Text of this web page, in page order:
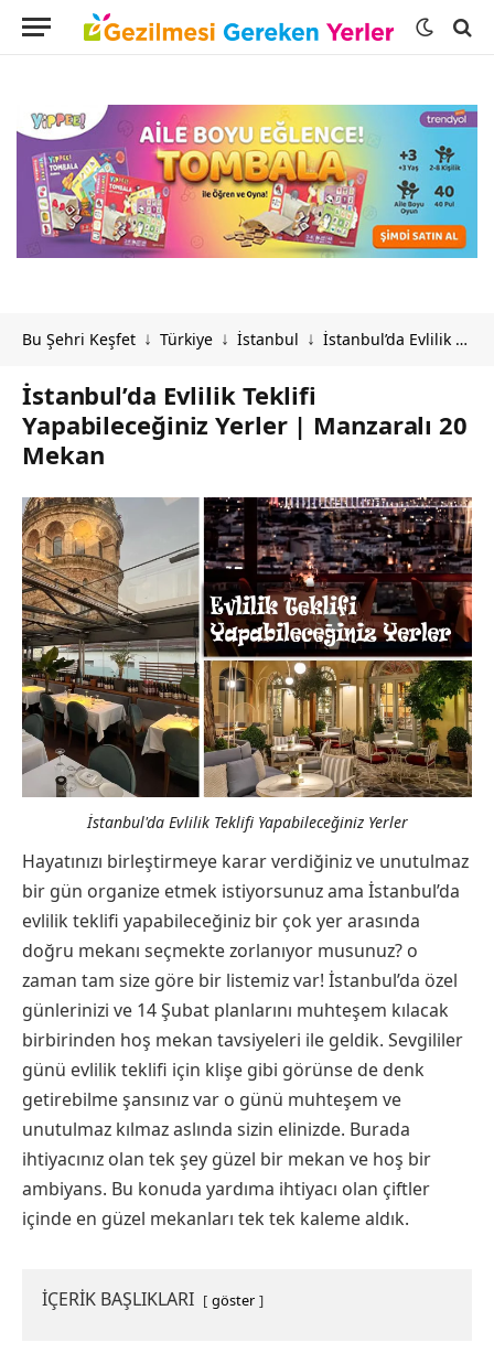
Bu Şehri Keşfet ↓ Türkiye ↓ İstanbul ↓ İstanbul’da Evlilik Teklifi Yapabileceğiniz Yerler | Manzaralı 20 Mekan
İstanbul’da Evlilik Teklifi
Yapabileceğiniz Yerler | Manzaralı 20
Mekan
İstanbul'da Evlilik Teklifi Yapabileceğiniz Yerler
Hayatınızı birleştirmeye karar verdiğiniz ve unutulmaz
bir gün organize etmek istiyorsunuz ama İstanbul’da
evlilik teklifi yapabileceğiniz bir çok yer arasında
doğru mekanı seçmekte zorlanıyor musunuz? o
zaman tam size göre bir listemiz var! İstanbul’da özel
günlerinizi ve 14 Şubat planlarını muhteşem kılacak
birbirinden hoş mekan tavsiyeleri ile geldik. Sevgililer
günü evlilik teklifi için klişe gibi görünse de denk
getirebilme şansınız var o günü muhteşem ve
unutulmaz kılmaz aslında sizin elinizde. Burada
ihtiyacınız olan tek şey güzel bir mekan ve hoş bir
ambiyans. Bu konuda yardıma ihtiyacı olan çiftler
içinde en güzel mekanları tek tek kaleme aldık.
İÇERİK BAŞLIKLARI göster